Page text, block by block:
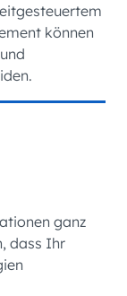
können
ganz
dass Ihr